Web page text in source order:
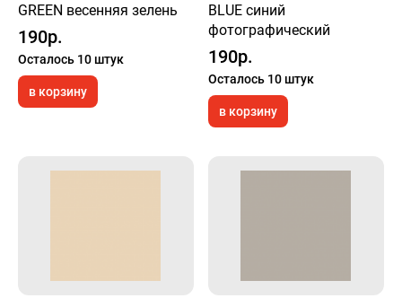
GREEN весенняя зелень
190р.
Осталось 10 штук
в корзину
BLUE синий
фотографический
190р.
Осталось 10 штук
в корзину